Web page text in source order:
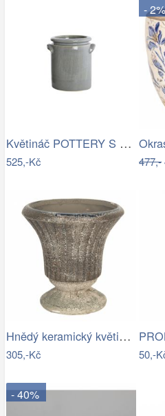
Květináč POTTERY S House Doctor -…
525,-Kč
-
477,-
Hnědý keramický květináč s patinou v…
305,-Kč 50,-
- 40%